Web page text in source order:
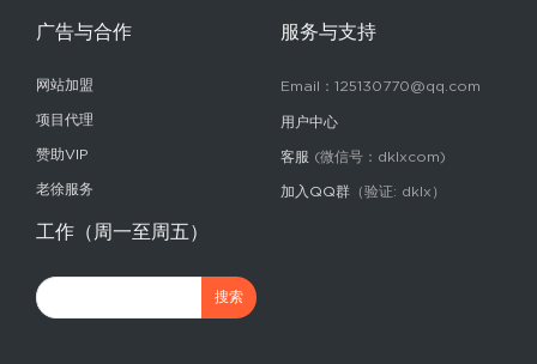
广告与合作
网站加盟
项目代理
赞助VIP
老徐服务
服务与支持
Email：125130770@qq.com
用户中心
客服 (微信号：dklxcom)
加入QQ群 （验证: dklx）
工作（周一至周五）